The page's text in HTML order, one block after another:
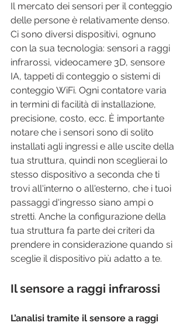
Il mercato dei sensori per il conteggio
delle persone è relativamente denso.
Ci sono diversi dispositivi, ognuno
con la sua tecnologia: sensori a raggi
infrarossi, videocamere 3D, sensore
IA, tappeti di conteggio o sistemi di
conteggio WiFi. Ogni contatore varia
in termini di facilità di installazione,
precisione, costo, ecc. È importante
notare che i sensori sono di solito
installati agli ingressi e alle uscite della
tua struttura, quindi non sceglierai lo
stesso dispositivo a seconda che ti
trovi all'interno o all'esterno, che i tuoi
passaggi d'ingresso siano ampi o
stretti. Anche la configurazione della
tua struttura fa parte dei criteri da
prendere in considerazione quando si
sceglie il dispositivo più adatto a te.
Il sensore a raggi infrarossi
L’analisi tramite il sensore a raggi